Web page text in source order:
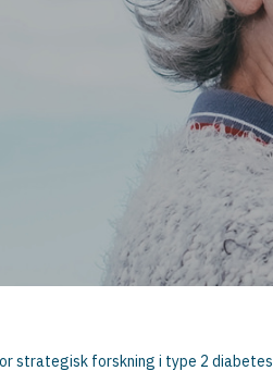
strategisk forskning i type 2 diabetes